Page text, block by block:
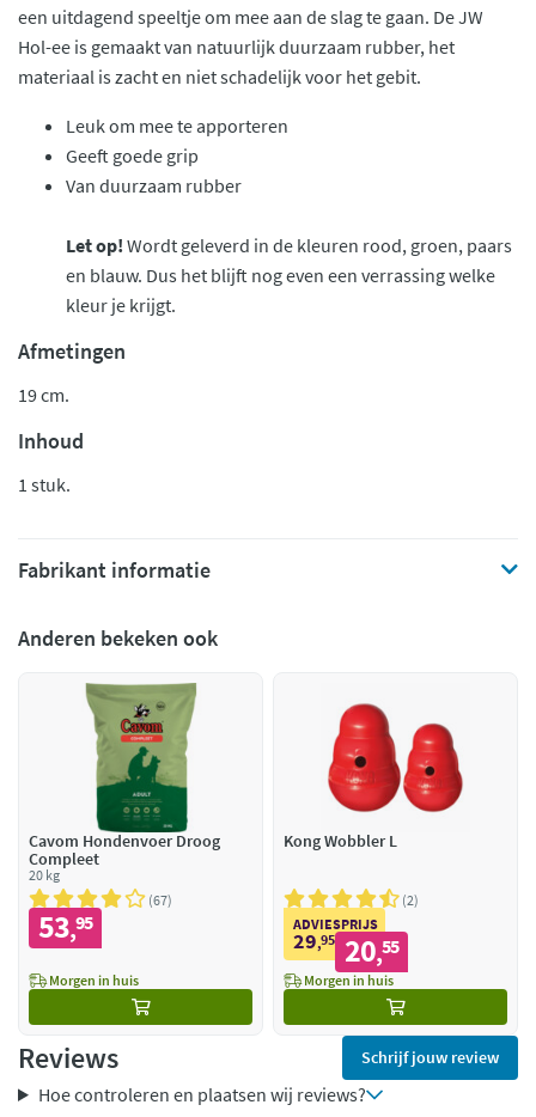
een uitdagend speeltje om mee aan de slag te gaan. De JW
Hol-ee is gemaakt van natuurlijk duurzaam rubber, het
materiaal is zacht en niet schadelijk voor het gebit.
Leuk om mee te apporteren
Geeft goede grip
Van duurzaam rubber
Let op! Wordt geleverd in de kleuren rood, groen, paars
en blauw. Dus het blijft nog even een verrassing welke
kleur je krijgt.
Afmetingen
19 cm.
Inhoud
1 stuk.
Fabrikant informatie
Anderen bekeken ook
Cavom Hondenvoer Droog
Compleet
20 kg
67
53,95
Morgen in huis
Kong Wobbler L
2
ADVIESPRIJS
29,95 20,55
Morgen in huis
Reviews Schrijf jouw review
Hoe controleren en plaatsen wij reviews?